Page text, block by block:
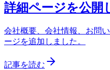
詳細ページを公開
会社概要、会社情報、お問
ージを追加しました。
記事を読む